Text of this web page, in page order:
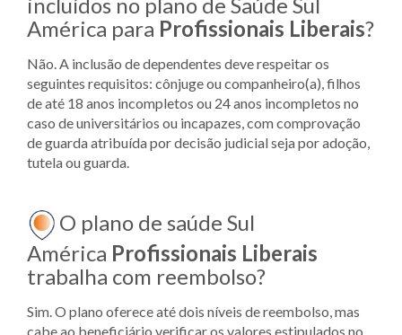
América para Profissionais Liberais?
Não. A inclusão de dependentes deve respeitar os
seguintes requisitos: cônjuge ou companheiro(a), filhos
de até 18 anos incompletos ou 24 anos incompletos no
caso de universitários ou incapazes, com comprovação
de guarda atribuída por decisão judicial seja por adoção,
tutela ou guarda.
O plano de saúde Sul
América Profissionais Liberais
trabalha com reembolso?
Sim. O plano oferece até dois níveis de reembolso, mas
cabe ao beneficiário verificar os valores estipulados no